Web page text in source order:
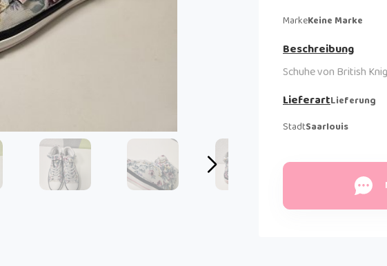
MarkeKeine Marke
Beschreibung
Schuhe von British
LieferartLieferung
StadtSaarlouis